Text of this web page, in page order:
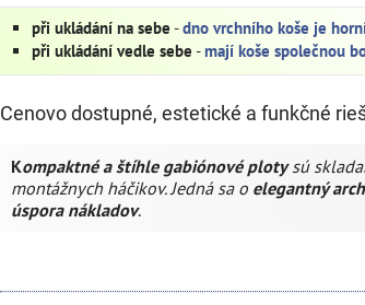
při ukládání na sebe -dno vrchního koše je
při ukládání vedle sebe -mají koše společnou
Cenovo dostupné, estetické a funkčné
Kompaktné a štíhle gabiónové plotysú
montážnych háčikov.Jedná sa o elegantný
úspora nákladov.